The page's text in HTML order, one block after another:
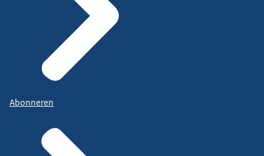
Abonneren